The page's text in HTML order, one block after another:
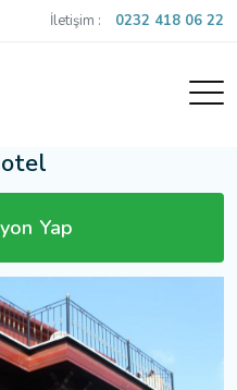
İletişim : 0232 418 06 22
Yap